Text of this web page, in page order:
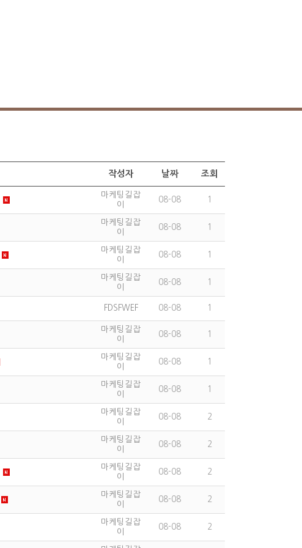
작성자 날짜 조회
마케팅길잡
이
08-08 1
마케팅길잡
이
08-08 1
마케팅길잡
이
08-08 1
마케팅길잡
이
08-08 1
FDSFWEF 08-08 1
마케팅길잡
이
08-08 1
마케팅길잡
이
08-08 1
마케팅길잡
이
08-08 1
마케팅길잡
이
08-08 2
마케팅길잡
이
08-08 2
마케팅길잡
이
08-08 2
마케팅길잡
이
08-08 2
마케팅길잡
이
08-08 2